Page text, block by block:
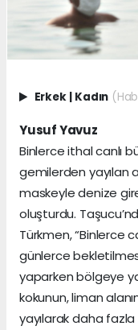
Erkek Kadın
Yusuf Yavuz
Binlerce ithal canlı
gemilerden yayılan
maskeyle denize
oluşturdu.
Türkmen, “Binlerce
günlerce
yaparken bölgeye
kokunun, liman
yayılarak daha